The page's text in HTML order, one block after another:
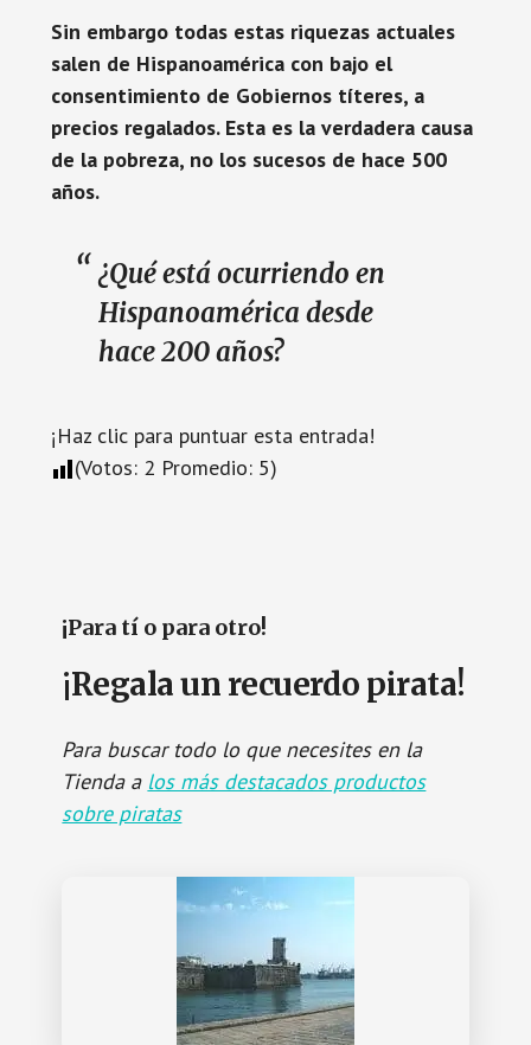
Sin embargo todas estas riquezas actuales
salen de Hispanoamérica con bajo el
consentimiento de Gobiernos títeres, a
precios regalados. Esta es la verdadera causa
de la pobreza, no los sucesos de hace 500
años.
¿Qué está ocurriendo en
Hispanoamérica desde
hace 200 años?
¡Haz clic para puntuar esta entrada!
(Votos: 2 Promedio: 5)
¡Para tí o para otro!
¡Regala un recuerdo pirata!
Para buscar todo lo que necesites en la
Tienda a los más destacados productos
sobre piratas